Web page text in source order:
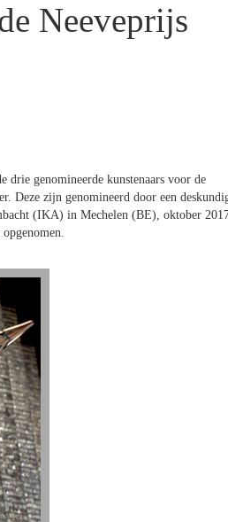
Neeveprijs
drie genomineerde kunstenaars voor de
Deze zijn genomineerd door een
(IKA) in Mechelen (BE), oktober